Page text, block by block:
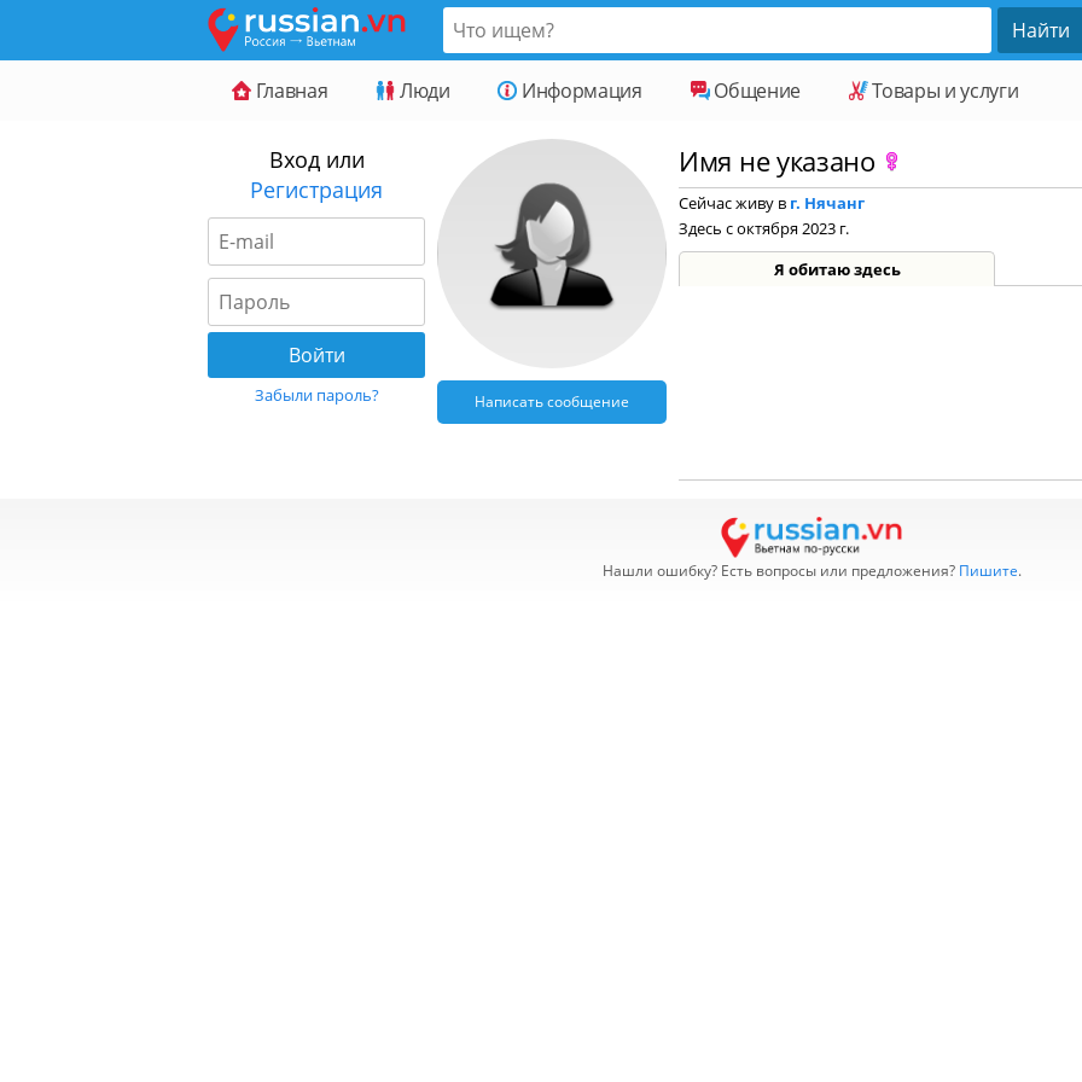
Главная Люди Информация Общение Товары и услуги
Вход или
Регистрация
Забыли пароль? Написать сообщение
Имя не указано
Сейчас живу в г. Нячанг
Здесь с октября 2023 г.
Я обитаю здесь
Нашли ошибку? Есть вопросы или предложения? Пишите.